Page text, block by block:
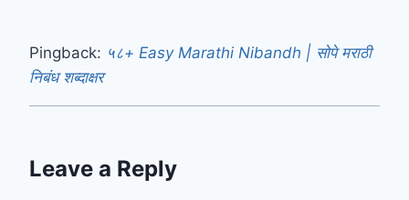
Pingback: ५८+ Easy Marathi Nibandh | सोपे मराठी
निबंध शब्दाक्षर
Leave a Reply